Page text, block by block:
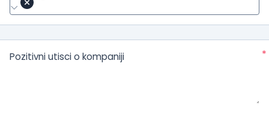
Pozitivni utisci o kompaniji *